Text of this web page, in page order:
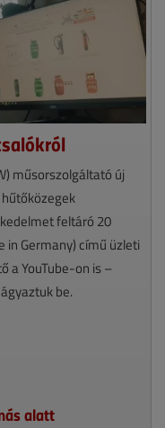
műsorszolgáltató új
feltáró 20
in Germany) című üzleti
a YouTube-on is –
be.
alatt